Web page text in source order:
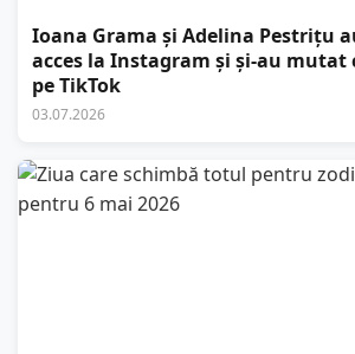
Ioana Grama și Adelina Pestrițu
acces la Instagram și și-au mutat
pe TikTok
03.07.2026